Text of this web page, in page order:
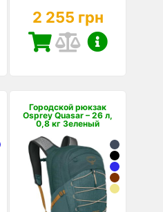
2 255 грн
Городской рюкзак
Osprey Quasar – 26 л,
0,8 кг Зеленый